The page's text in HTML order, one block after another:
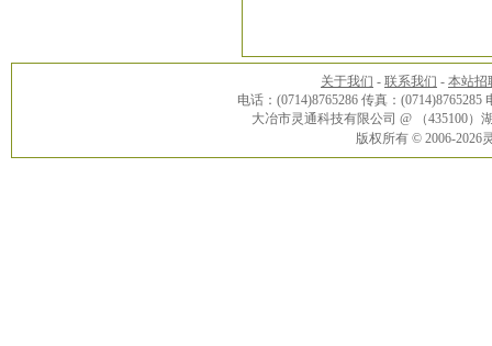
关于我们 - 联系我们 - 本站招
电话：(0714)8765286 传真：(0714)8765285
大冶市灵通科技有限公司 @ （435100
版权所有 © 2006-2026